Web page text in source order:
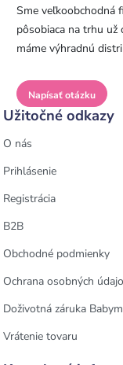
Sme veľkoobchodná
pôsobiaca na trhu už
máme výhradnú
Napísať otázku
Užitočné odkazy
O nás
Prihlásenie
Registrácia
B2B
Obchodné podmienky
Ochrana osobných
Doživotná záruka
Vrátenie tovaru